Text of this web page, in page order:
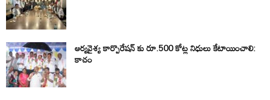
ఆర్యవైశ్య కార్పొరేషన్ కు రూ.500 కోట్ల నిధులు కేటాయించాలి:
కాచం